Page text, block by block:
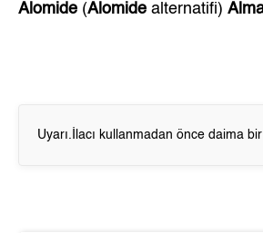
Alomide (Alomide alternatifi)
Uyarı.İlacı kullanmadan önce daima